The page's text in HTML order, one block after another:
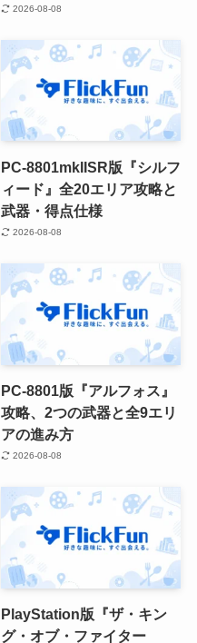
2026-08-08
PC-8801mkIISR版『シルフ
ィード』全20エリア攻略と
武器・得点仕様
2026-08-08
PC-8801版『アルフォス』
攻略、2つの武器と全9エリ
アの進み方
2026-08-08
PlayStation版『ザ・キン
グ・オブ・ファイター